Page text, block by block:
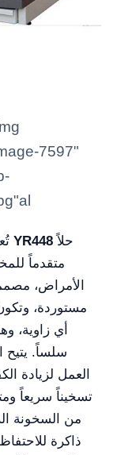
7597"
آلة تضمين الأنسجة البيولوجية بالتجميد YR448
متقدماً
الأمراض،
أي زاوية،
سلساً. يتيح
العمل لزيادة
تسخيناً سريعاً
من السخونة
ذاكرة